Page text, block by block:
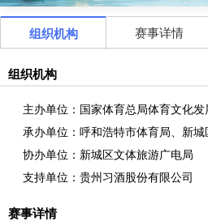
组织机构 赛事详情
组织机构
主办单位：国家体育总局体育文化
承办单位：呼和浩特市体育局、新城
协办单位：新城区文体旅游广电局
支持单位：贵州习酒股份有限公司
赛事详情